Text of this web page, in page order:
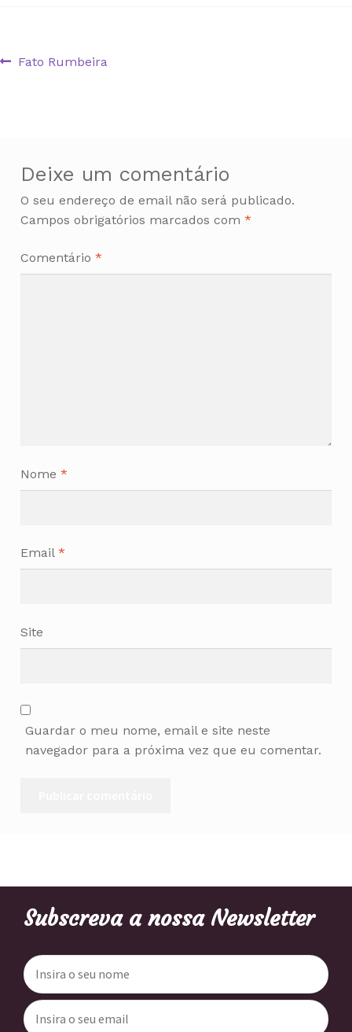
Navegação
Artigo
Fato Rumbeira
Deixe um comentário
O seu endereço de email não será publicado.
Campos obrigatórios marcados com *
Comentário *
Nome *
Email *
Site
Guardar o meu nome, email e site neste
navegador para a próxima vez que eu comentar.
Subscreva a nossa Newsletter